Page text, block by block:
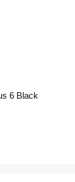
6 Black